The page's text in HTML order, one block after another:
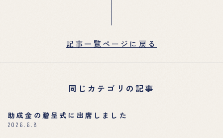
記事一覧ページに戻る
同じカテゴリの記事
助成金の贈呈式に出席しました
2026.6.8